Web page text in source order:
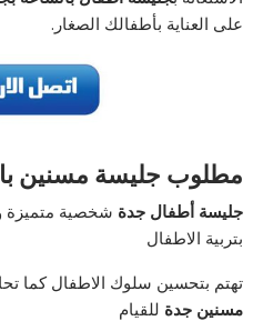
على العناية بأطفالك الصغار.
مطلوب جليسة مسنين
جليسة أطفال جدة شخصية متميزة
بتربية الاطفال
تهتم بتحسين سلوك الاطفال كما
مسنين جدة للقيام